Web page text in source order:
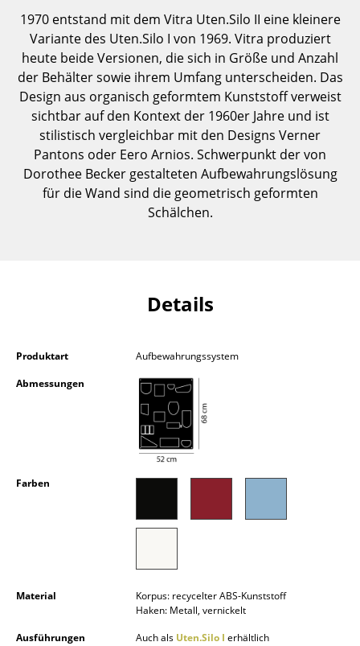
Einzelteile
... alle Tische
Aufbewahren
Regale & Schränke
Bücherregale
Wandregale
Beistell- & Rollcontainer
Garderoben
Kleinaufbewahrung
... alle Aufbewahrungsmöbel
Hängeleuchten & Deckenleuchten
Schreibtischleuchten
1970 entstand mit dem Vitra Uten.Silo II eine kleinere
Variante des Uten.Silo I von 1969. Vitra produziert
heute beide Versionen, die sich in Größe und Anzahl
der Behälter sowie ihrem Umfang unterscheiden. Das
Design aus organisch geformtem Kunststoff verweist
sichtbar auf den Kontext der 1960er Jahre und ist
stilistisch vergleichbar mit den Designs Verner
Pantons oder Eero Arnios. Schwerpunkt der von
Dorothee Becker gestalteten Aufbewahrungslösung
für die Wand sind die geometrisch geformten
Schälchen.
Details
Produktart
Aufbewahrungssystem
Abmessungen
Farben
Material
Korpus: recycelter ABS-Kunststoff
Haken: Metall, vernickelt
Ausführungen
Auch als Uten.Silo I erhältlich